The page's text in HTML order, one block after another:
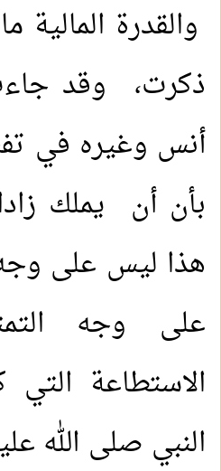
والقدرة
ذكرت، وقد
أنس وغيره في
بأن أن يملك
هذا ليس على
على وجه
الاستطاعة
النبي صلى الله